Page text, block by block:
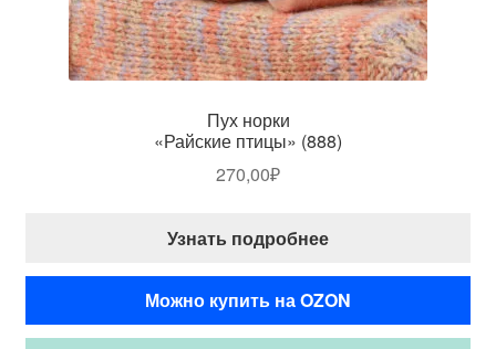
Пух норки
«Райские птицы» (888)
270,00₽
Узнать подробнее
Можно купить на OZON